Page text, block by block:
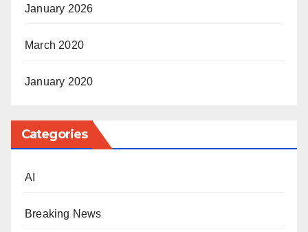
January 2026
March 2020
January 2020
Categories
AI
Breaking News